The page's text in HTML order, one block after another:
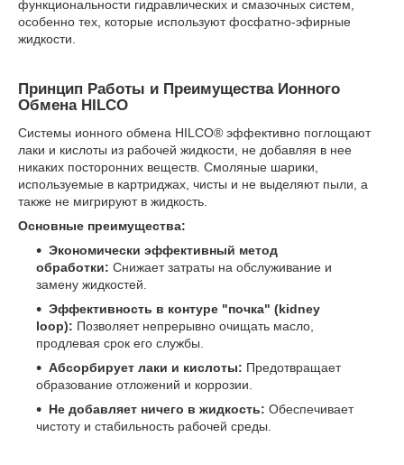
функциональности гидравлических и смазочных систем,
особенно тех, которые используют фосфатно-эфирные
жидкости.
Принцип Работы и Преимущества Ионного
Обмена HILCO
Системы ионного обмена HILCO® эффективно поглощают
лаки и кислоты из рабочей жидкости, не добавляя в нее
никаких посторонних веществ. Смоляные шарики,
используемые в картриджах, чисты и не выделяют пыли, а
также не мигрируют в жидкость.
Основные преимущества:
Экономически эффективный метод
обработки: Снижает затраты на обслуживание и
замену жидкостей.
Эффективность в контуре "почка" (kidney
loop): Позволяет непрерывно очищать масло,
продлевая срок его службы.
Абсорбирует лаки и кислоты: Предотвращает
образование отложений и коррозии.
Не добавляет ничего в жидкость: Обеспечивает
чистоту и стабильность рабочей среды.